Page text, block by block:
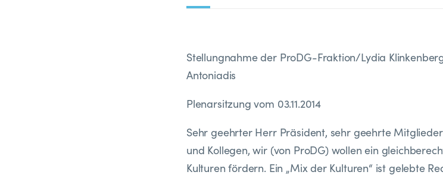
Stellungnahme der ProDG-Fraktion/Lydia
Antoniadis
Plenarsitzung vom 03.11.2014
Sehr geehrter Herr Präsident, sehr geehrte
und Kollegen, wir (von ProDG) wollen ein
Kulturen fördern. Ein „Mix der Kulturen“ ist gelebte